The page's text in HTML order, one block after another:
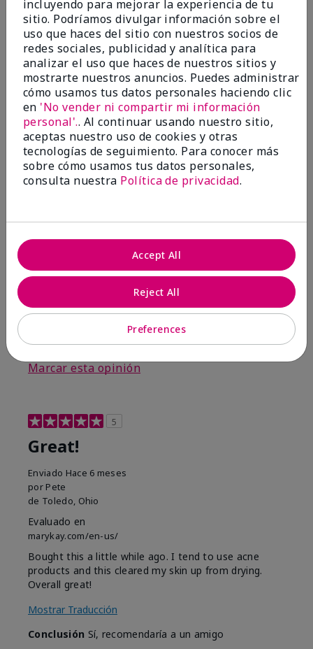
Satisfied
EnviadoHace 3 meses
porKeyrone
de LaBelle, FL
Evaluado en
marykay.com/en-us/
Since using MK products, my skin hasn't been as oily.
I've received compliments that my complexion has
improved, and most of all, my skin doesn't feel dry or
irritated after use. Moisturizers are usually hard to
Tyre, for introducing me to these products!
ConclusiónSí, recomendaría a un amigo
¿Le ha resultado útil esta
opinión?
Marcar esta opinión
5
Great!
Enviado Hace 6 meses
por Pete
de Toledo, Ohio
Evaluado en
marykay.com/en-us/
Bought this a little while ago. I tend to use acne
products and this cleared my skin up from drying.
Overall great!
Mostrar Traducción
Conclusión Sí, recomendaría a un amigo
incluyendo para mejorar la experiencia de tu
sitio. Podríamos divulgar información sobre el
uso que haces del sitio con nuestros socios de
redes sociales, publicidad y analítica para
analizar el uso que haces de nuestros sitios y
mostrarte nuestros anuncios. Puedes administrar
cómo usamos tus datos personales haciendo clic
en 'No vender ni compartir mi información
personal'.. Al continuar usando nuestro sitio,
aceptas nuestro uso de cookies y otras
tecnologías de seguimiento. Para conocer más
sobre cómo usamos tus datos personales,
consulta nuestra Política de privacidad.
Preferences
Reject All
Accept All